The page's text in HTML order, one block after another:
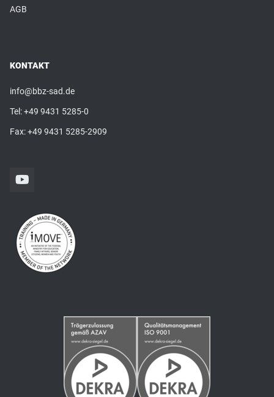
AGB
KONTAKT
info@bbz-sad.de
Tel:+49 9431 5285-0
Fax: +49 9431 5285-2909